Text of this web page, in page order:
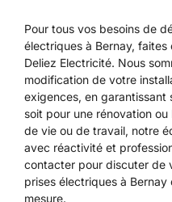
Pour tous vos besoins de
électriques à Bernay, faites
Deliez Electricité. Nous
modification de votre
exigences, en
soit pour une rénovation
de vie ou de travail, notre
avec réactivité et
contacter pour discuter de
prises électriques à Bernay
mesure.